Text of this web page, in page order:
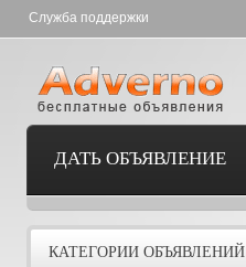
Служба поддержки
ДАТЬ ОБЪЯВЛЕНИЕ
КАТЕГОРИИ ОБЪЯВЛЕНИЙ